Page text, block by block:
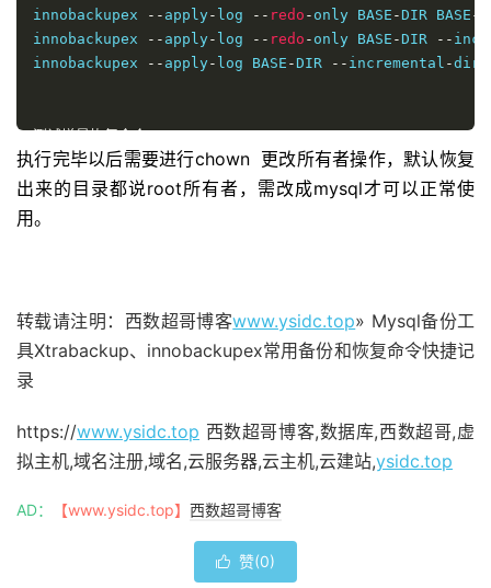
innobackupex
-- apply- log -- redo - only BASE -DIR BASE -
innobackupex
-- apply- log -- redo - only BASE -DIR --
innobackupex
-- apply- log BASE -DIR -- incremental -dir
测试增量恢复命令：
innobackupex --defaults- file=/etc/my.cnf --
innobackupex --defaults file= /data/test/mysql3306.
innobackupex
执行完毕以后需要进行chown 更改所有者操作，默认恢复
出来的目录都说root所有者，需改成mysql才可以正常使
用。
转载请注明：西数超哥博客www.ysidc.top» Mysql备份工
具Xtrabackup、innobackupex常用备份和恢复命令快捷记
录
https://www.ysidc.top 西数超哥博客,数据库,西数超哥,虚
拟主机,域名注册,域名,云服务器,云主机,云建站,ysidc.top
AD： 【www.ysidc.top】 西数超哥博客
 赞(0)